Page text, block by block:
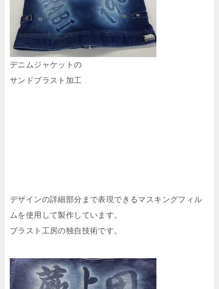
デニムジャケットの
サンドブラスト加工
デザインの詳細部分まで表現できるマスキングフィル
ムを使用して製作しています。
ブラスト工房の独自技術です。